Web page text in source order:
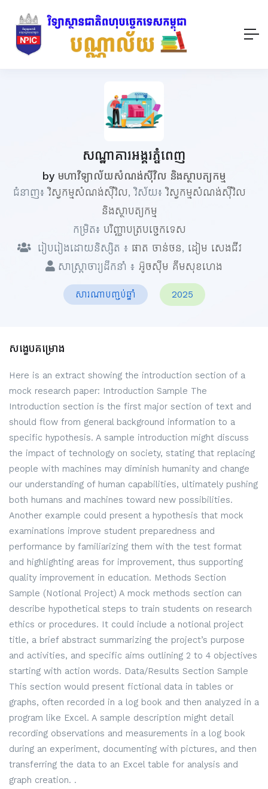
សណ្ឋាគារអង្គរភ្នំពេញ
by មហាវិទ្យាល័យសំណង់ស៊ីវិល និងស្ថាបត្យកម្ម
ជំនាញ៖វិស្វកម្មសំណង់ស៊ីវិល, វិស័យ៖វិស្វកម្មសំណង់ស៊ីវិល
និងស្ថាបត្យកម្ម
កម្រិត៖ បរិញ្ញាបត្របច្ចេកទេស
រៀបរៀងដោយនិស្សិត ៖ ផាត ចាន់ថន, ដៀម សេងជីវ
សាស្ត្រាចារ្យដឹកនាំ ៖ អ៊ូចស៊ឹម គឹមសុខហេង
សារណាបញ្ចប់ឆ្នាំ 2025
សង្ខេបគម្រោង
Here is an extract showing the introduction section of a
mock research paper: Introduction Sample The
Introduction section is the first major section of text and
should flow from general background information to a
specific hypothesis. A sample introduction might discuss
the impact of technology on society, stating that replacing
people with machines may diminish humanity and change
our understanding of human capabilities, ultimately pushing
both humans and machines toward new possibilities.
Another example could present a hypothesis that mock
examinations improve student preparedness and
performance by familiarizing them with the test format
and highlighting areas for improvement, thus supporting
quality improvement in education. Methods Section
Sample (Notional Project) A mock methods section can
describe hypothetical steps to train students on research
ethics or procedures. It could include a notional project
title, a brief abstract summarizing the project’s purpose
and activities, and specific aims outlining 2 to 4 objectives
starting with action words. Data/Results Section Sample
This section would present fictional data in tables or
graphs, often recorded in a log book and then analyzed in a
program like Excel. A sample description might detail
recording observations and measurements in a log book
during an experiment, documenting with pictures, and then
transferring the data to an Excel table for analysis and
graph creation. .